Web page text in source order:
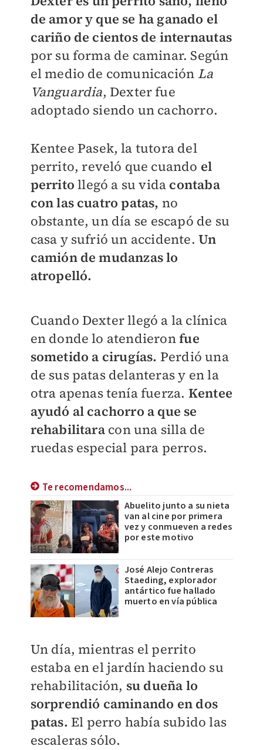
de amor y que se ha ganado el
cariño de cientos de internautas
por su forma de caminar. Según
el medio de comunicación La
Vanguardia, Dexter fue
adoptado siendo un cachorro.
Kentee Pasek, la tutora del
perrito, reveló que cuando el
perrito llegó a su vida contaba
con las cuatro patas, no
obstante, un día se escapó de su
casa y sufrió un accidente.Un
camión de mudanzas lo
atropelló.
Cuando Dexter llegó a la clínica
en donde lo atendieronfue
sometido a cirugías. Perdió una
de sus patas delanteras y en la
otra apenas tenía fuerza. Kentee
ayudó al cachorro a que se
rehabilitaracon una silla de
ruedas especial para perros.
Te recomendamos...
Abuelito junto a su nieta
van al cine por primera
vez y conmueven a redes
por este motivo
José Alejo Contreras
Staeding, explorador
antártico fue hallado
muerto en vía pública
Un día, mientras el perrito
estaba en el jardín haciendo su
rehabilitación, su dueña lo
sorprendió caminando en dos
patas. El perro había subido las
escaleras sólo.